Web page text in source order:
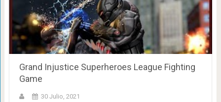
Grand Injustice Superheroes League Fighting
Game
30 Julio, 2021